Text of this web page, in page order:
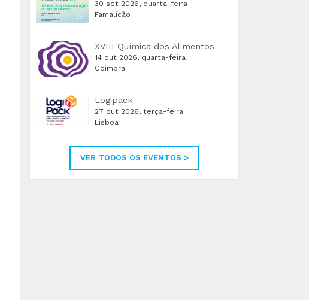
30 set 2026, quarta-feira
Famalicão
XVIII Química dos Alimentos
14 out 2026, quarta-feira
Coimbra
Logipack
27 out 2026, terça-feira
Lisboa
VER TODOS OS EVENTOS >